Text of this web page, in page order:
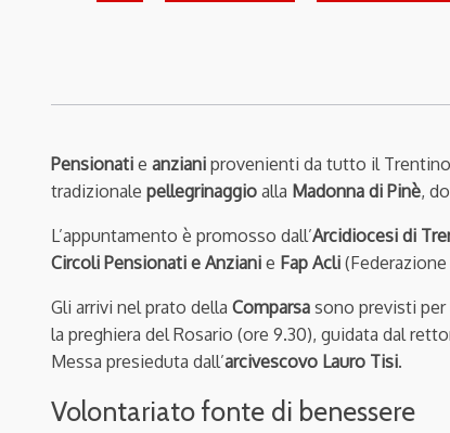
Pensionati e anziani provenienti da tutto il
tradizionale pellegrinaggio alla Madonna di Pinè,
L’appuntamento è promosso dall’Arcidiocesi di
Circoli Pensionati e Anziani e Fap Acli
Gli arrivi nel prato della Comparsa sono previsti per
la preghiera del Rosario (ore 9.30), guidata dal
Messa presieduta dall’arcivescovo Lauro Tisi.
Volontariato fonte di benessere